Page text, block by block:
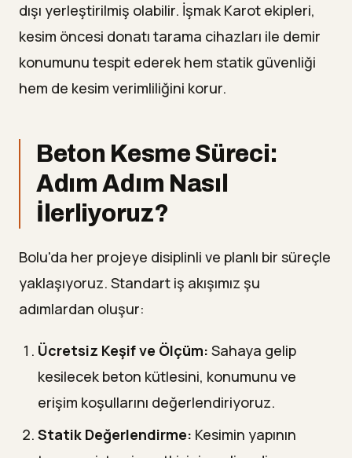
dışı yerleştirilmiş olabilir. İşmak Karot ekipleri,
kesim öncesi donatı tarama cihazları ile demir
konumunu tespit ederek hem statik güvenliği
hem de kesim verimliliğini korur.
Beton Kesme Süreci:
Adım Adım Nasıl
İlerliyoruz?
Bolu'da her projeye disiplinli ve planlı bir süreçle
yaklaşıyoruz. Standart iş akışımız şu
adımlardan oluşur:
Ücretsiz Keşif ve Ölçüm: Sahaya gelip
kesilecek beton kütlesini, konumunu ve
erişim koşullarını değerlendiriyoruz.
Statik Değerlendirme: Kesimin yapının